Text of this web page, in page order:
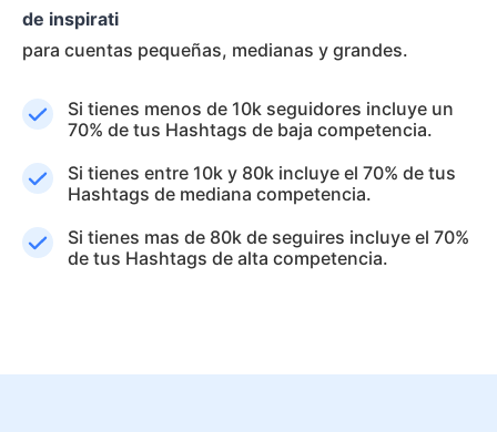
de inspirati
para cuentas pequeñas, medianas y grandes.
Si tienes menos de 10k seguidores incluye un
70% de tus Hashtags de baja competencia.
Si tienes entre 10k y 80k incluye el 70% de tus
Hashtags de mediana competencia.
Si tienes mas de 80k de seguires incluye el 70%
de tus Hashtags de alta competencia.